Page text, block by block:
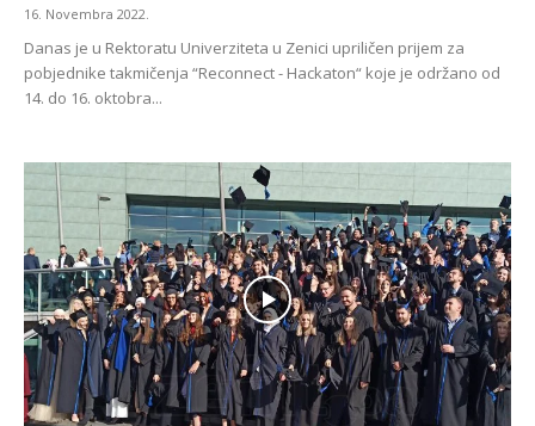
16. Novembra 2022.
Danas je u Rektoratu Univerziteta u Zenici upriličen prijem za
pobjednike takmičenja “Reconnect - Hackaton“ koje je održano od
14. do 16. oktobra...